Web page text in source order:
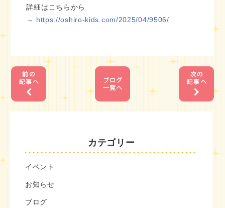
カテゴリー
イベント
お知らせ
ブログ
詳細はこちらから
→ https://oshiro-kids.com/2025/04/9506/
1